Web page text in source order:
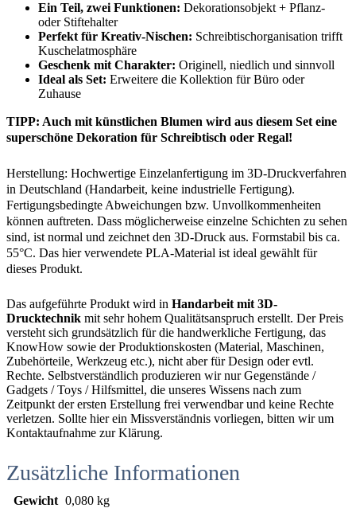
Ein Teil, zwei Funktionen: Dekorationsobjekt + Pflanz-
oder Stiftehalter
Perfekt für Kreativ-Nischen: Schreibtischorganisation trifft
Kuschelatmosphäre
Geschenk mit Charakter: Originell, niedlich und sinnvoll
Ideal als Set: Erweitere die Kollektion für Büro oder
Zuhause
TIPP: Auch mit künstlichen Blumen wird aus diesem Set eine
superschöne Dekoration für Schreibtisch oder Regal!
Herstellung: Hochwertige Einzelanfertigung im 3D-Druckverfahren
in Deutschland (Handarbeit, keine industrielle Fertigung).
Fertigungsbedingte Abweichungen bzw. Unvollkommenheiten
können auftreten. Dass möglicherweise einzelne Schichten zu sehen
sind, ist normal und zeichnet den 3D-Druck aus. Formstabil bis ca.
55°C. Das hier verwendete PLA-Material ist ideal gewählt für
dieses Produkt.
Das aufgeführte Produkt wird in Handarbeit mit 3D-
Drucktechnik mit sehr hohem Qualitätsanspruch erstellt. Der Preis
versteht sich grundsätzlich für die handwerkliche Fertigung, das
KnowHow sowie der Produktionskosten (Material, Maschinen,
Zubehörteile, Werkzeug etc.), nicht aber für Design oder evtl.
Rechte. Selbstverständlich produzieren wir nur Gegenstände /
Gadgets / Toys / Hilfsmittel, die unseres Wissens nach zum
Zeitpunkt der ersten Erstellung frei verwendbar und keine Rechte
verletzen. Sollte hier ein Missverständnis vorliegen, bitten wir um
Kontaktaufnahme zur Klärung.
Zusätzliche Informationen
Gewicht 0,080 kg